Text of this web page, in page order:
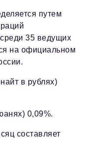
путем
35 ведущих
на официальном
в рублях)
0,09%.
составляет